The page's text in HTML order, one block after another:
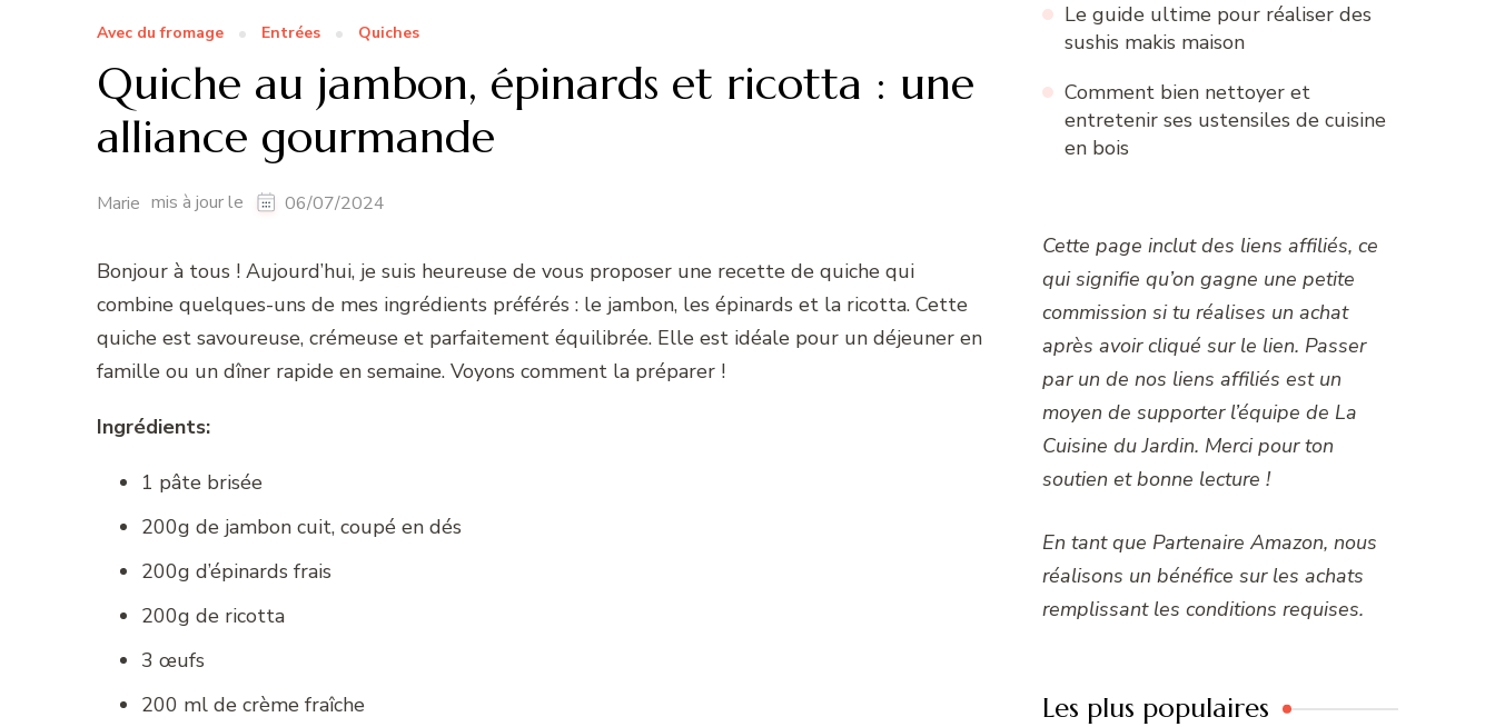
Avec du fromage Entrées Quiches
Quiche au jambon, épinards et ricotta : une
alliance gourmande
Marie mis à jour le 06/07/2024
Bonjour à tous ! Aujourd’hui, je suis heureuse de vous proposer une recette de quiche qui
combine quelques-uns de mes ingrédients préférés : le jambon, les épinards et la ricotta. Cette
quiche est savoureuse, crémeuse et parfaitement équilibrée. Elle est idéale pour un déjeuner en
famille ou un dîner rapide en semaine. Voyons comment la préparer !
Ingrédients:
1 pâte brisée
200g de jambon cuit, coupé en dés
200g d’épinards frais
200g de ricotta
3 œufs
200 ml de crème fraîche
Le guide ultime pour réaliser des
sushis makis maison
Comment bien nettoyer et
entretenir ses ustensiles de cuisine
en bois
Cette page inclut des liens affiliés, ce
qui signifie qu’on gagne une petite
commission si tu réalises un achat
après avoir cliqué sur le lien. Passer
par un de nos liens affiliés est un
moyen de supporter l’équipe de La
Cuisine du Jardin. Merci pour ton
soutien et bonne lecture !
En tant que Partenaire Amazon, nous
réalisons un bénéfice sur les achats
remplissant les conditions requises.
Les plus populaires